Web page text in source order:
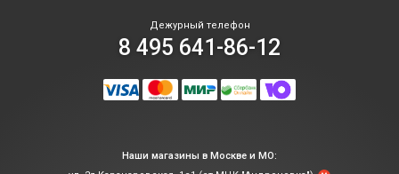
Дежурный телефон
8 495 641-86-12
Наши магазины в Москве и МО: